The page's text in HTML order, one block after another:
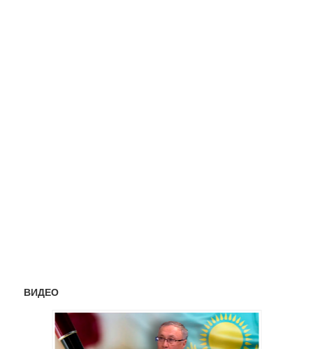
ВИДЕО